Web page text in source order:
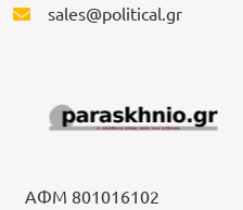
sales@political.gr
ΑΦΜ 801016102